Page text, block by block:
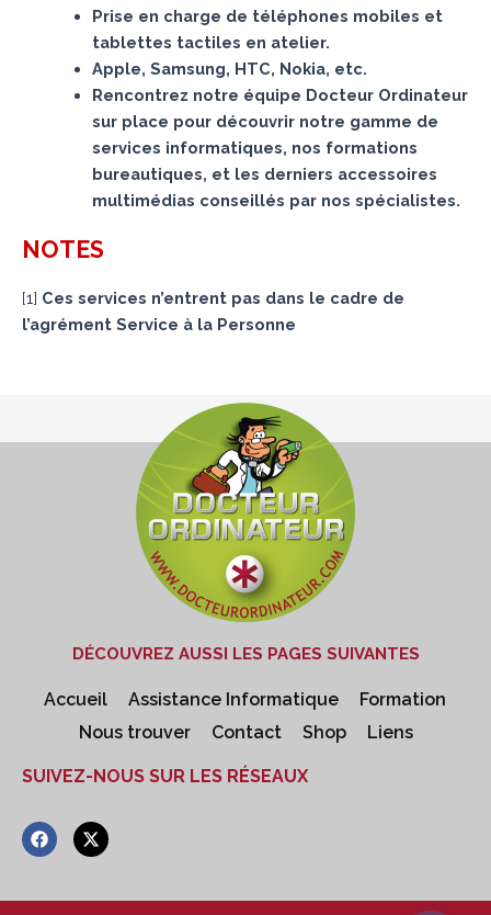
Prise en charge de téléphones mobiles et
tablettes tactiles en atelier.
Apple, Samsung, HTC, Nokia, etc.
Rencontrez notre équipe Docteur Ordinateur
sur place pour découvrir notre gamme de
services informatiques, nos formations
bureautiques, et les derniers accessoires
multimédias conseillés par nos spécialistes.
NOTES
[1] Ces services n’entrent pas dans le cadre de
l’agrément Service à la Personne
DÉCOUVREZ AUSSI LES PAGES SUIVANTES
Accueil Assistance Informatique
Formation
Nous trouver
Contact Shop Liens
SUIVEZ-NOUS SUR LES RÉSEAUX
F
a
b
X
-
i